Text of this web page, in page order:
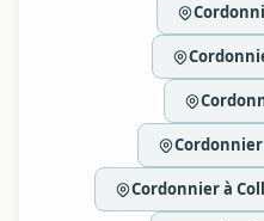
Cordonnier à